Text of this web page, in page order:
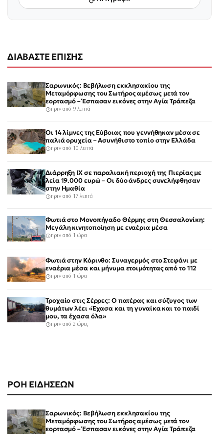
ΡΟΗ ΕΙΔΗΣΕΩΝ
Σαρωνικός: Βεβήλωση εκκλησακίου της
Μεταμόρφωσης του Σωτήρος αμέσως μετά τον
εορτασμό – Έσπασαν εικόνες στην Αγία Τράπεζα
ΔΙΑΒΑΣΤΕ ΕΠΙΣΗΣ
Σαρωνικός: Βεβήλωση εκκλησακίου της
Μεταμόρφωσης του Σωτήρος αμέσως μετά τον
εορτασμό – Έσπασαν εικόνες στην Αγία Τράπεζα
πριν από 9 λεπτά
Οι 14 λίμνες της Εύβοιας που γεννήθηκαν μέσα σε
παλιά ορυχεία – Ασυνήθιστο τοπίο στην Ελλάδα
πριν από 10 λεπτά
Διάρρηξη ΙΧ σε παραλιακή περιοχή της Πιερίας με
λεία 19.000 ευρώ – Οι δύο άνδρες συνελήφθησαν
στην Ημαθία
πριν από 17 λεπτά
Φωτιά στο Μονοπήγαδο Θέρμης στη Θεσσαλονίκη:
Μεγάλη κινητοποίηση με εναέρια μέσα
πριν από 1 ώρα
Φωτιά στην Κόρινθο: Συναγερμός στο Στεφάνι με
εναέρια μέσα και μήνυμα ετοιμότητας από το 112
πριν από 1 ώρα
Τροχαίο στις Σέρρες: Ο πατέρας και σύζυγος των
θυμάτων λέει «Έχασα και τη γυναίκα και το παιδί
μου, τα έχασα όλα»
πριν από 2 ώρες